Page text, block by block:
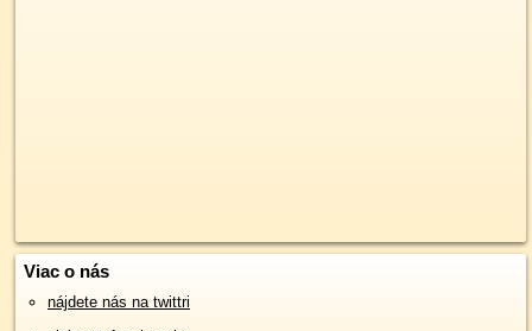
Viac o nás
nájdete nás na twittri